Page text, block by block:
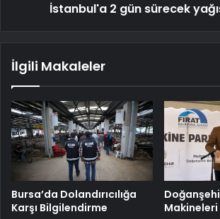
İstanbul'a 2 gün sürecek
İlgili Makaleler
Bursa’da Dolandırıcılığa
Karşı Bilgilendirme
Makineleri